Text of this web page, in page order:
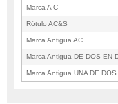
Marca A C
Rótulo AC&S
Marca Antigua AC
Marca Antigua DE DOS EN
Marca Antigua UNA DE DOS